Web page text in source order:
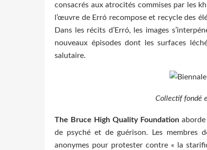
consacrés aux atrocités commises par les
l’œuvre de Erró recompose et recycle des
Dans les récits d’Erró, les images
nouveaux épisodes dont les surfaces
salutaire.
Collectif fondé
The Bruce High Quality Foundation
de psyché et de guérison. Les membres
anonymes pour protester contre « la